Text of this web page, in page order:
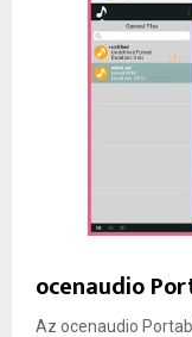
ocenaudio
Az ocenaudio